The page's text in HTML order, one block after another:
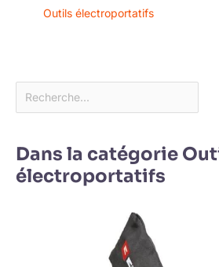
Outils électroportatifs
Dans la catégorie
électroportatifs